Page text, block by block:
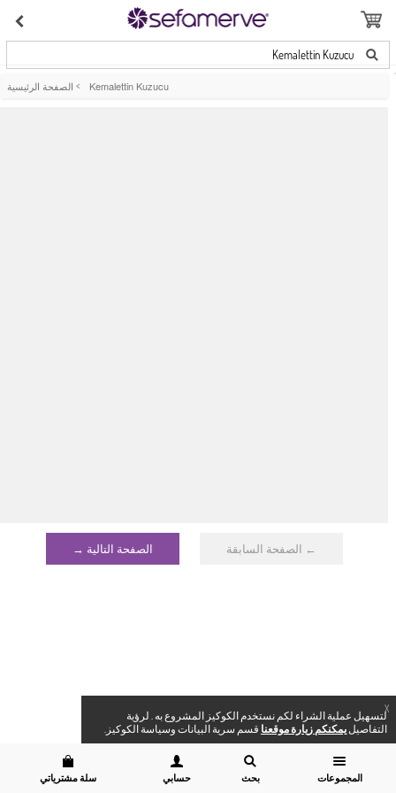
Xلتسهيل عملية الشراء لكم نستخدم الكوكيز المشروع به . لرؤية
التفاصيليمكنكم زيارة موقعنا قسم سرية البيانات وسياسة الكوكيز.
Kemalettin Kuzucu
المجموعات بحث حسابي سلة مشترياتي
الصفحة الرئيسية > Kemalettin Kuzucu
← الصفحة السابقة الصفحة التالية →